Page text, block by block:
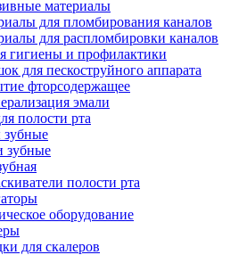
материалы
для пломбирования каналов
для распломбировки каналов
гигиены и профилактики
для пескоструйного аппарата
фторсодержащее
эмали
полости рта
зубные
полости рта
оборудование
для скалеров